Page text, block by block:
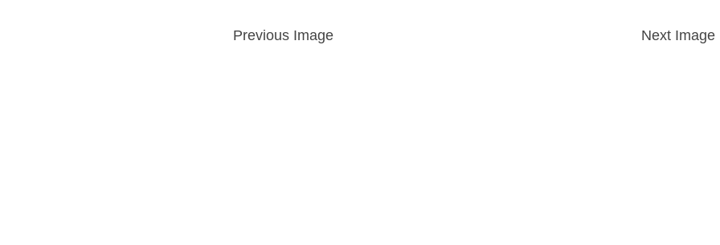
Previous Image Next Image